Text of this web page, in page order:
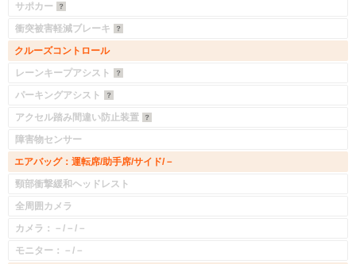
サポカー
衝突被害軽減ブレーキ
クルーズコントロール
レーンキープアシスト
パーキングアシスト
アクセル踏み間違い防止装置
障害物センサー
エアバッグ：運転席/助手席/サイド/－
頸部衝撃緩和ヘッドレスト
全周囲カメラ
カメラ：－/－/－
モニター：－/－